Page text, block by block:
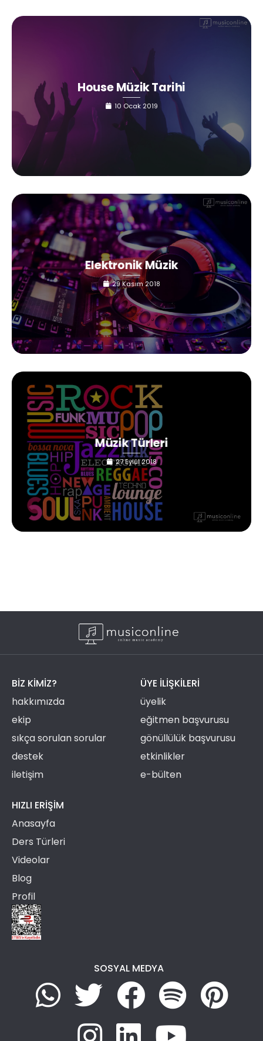
House Müzik Tarihi
10 Ocak 2019
Elektronik Müzik
29 Kasım 2018
Müzik Türleri
27 Eylül 2018
BIZ KIMIZ?
hakkımızda
ekip
sıkça sorulan sorular
destek
iletişim
ÜYE ILIŞKILERI
üyelik
eğitmen başvurusu
gönüllülük başvurusu
etkinlikler
e-bülten
HIZLI ERIŞIM
Anasayfa
Ders Türleri
Videolar
Blog
Profil
SOSYAL MEDYA